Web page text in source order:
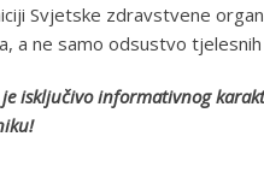
Svjetske zdravstvene
a ne samo odsustvo tjelesnih
je isključivo informativnog